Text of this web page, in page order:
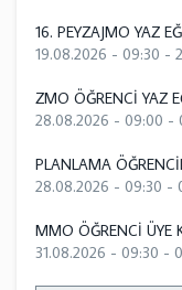
16. PEYZAJMO YAZ
19.08.2026 - 09:30 -
ZMO ÖĞRENCİ YAZ
28.08.2026 - 09:00 -
PLANLAMA
28.08.2026 - 09:30 -
MMO ÖĞRENCİ ÜYE
31.08.2026 - 09:30 -